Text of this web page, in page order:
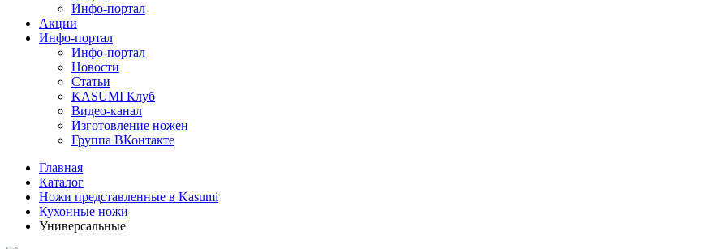
Инфо-портал
Акции
Инфо-портал
Инфо-портал
Новости
Статьи
KASUMI Клуб
Видео-канал
Изготовление ножен
Группа ВКонтакте
Главная
Каталог
Ножи представленные в Kasumi
Кухонные ножи
Универсальные